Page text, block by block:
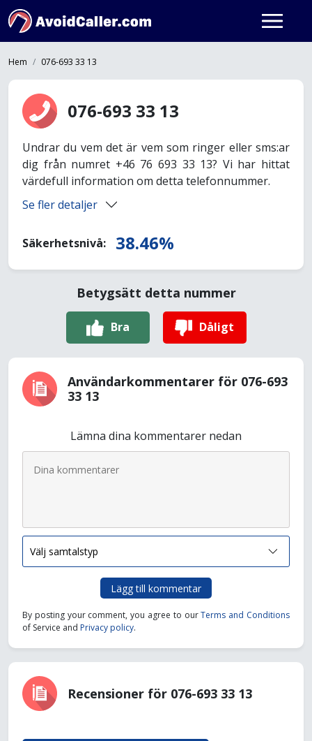
Hem 076-693 33 13
076-693 33 13
Undrar du vem det är vem som ringer eller sms:ar
dig från numret +46 76 693 33 13? Vi har hittat
värdefull information om detta telefonnummer.
Se fler detaljer
Säkerhetsnivå: 38.46%
Betygsätt detta nummer
Bra Dåligt
Användarkommentarer för 076-693
33 13
Lämna dina kommentarer nedan
Lägg till kommentar
By posting your comment, you agree to ourTerms and Conditions
of Service and Privacy policy.
Recensioner för 076-693 33 13